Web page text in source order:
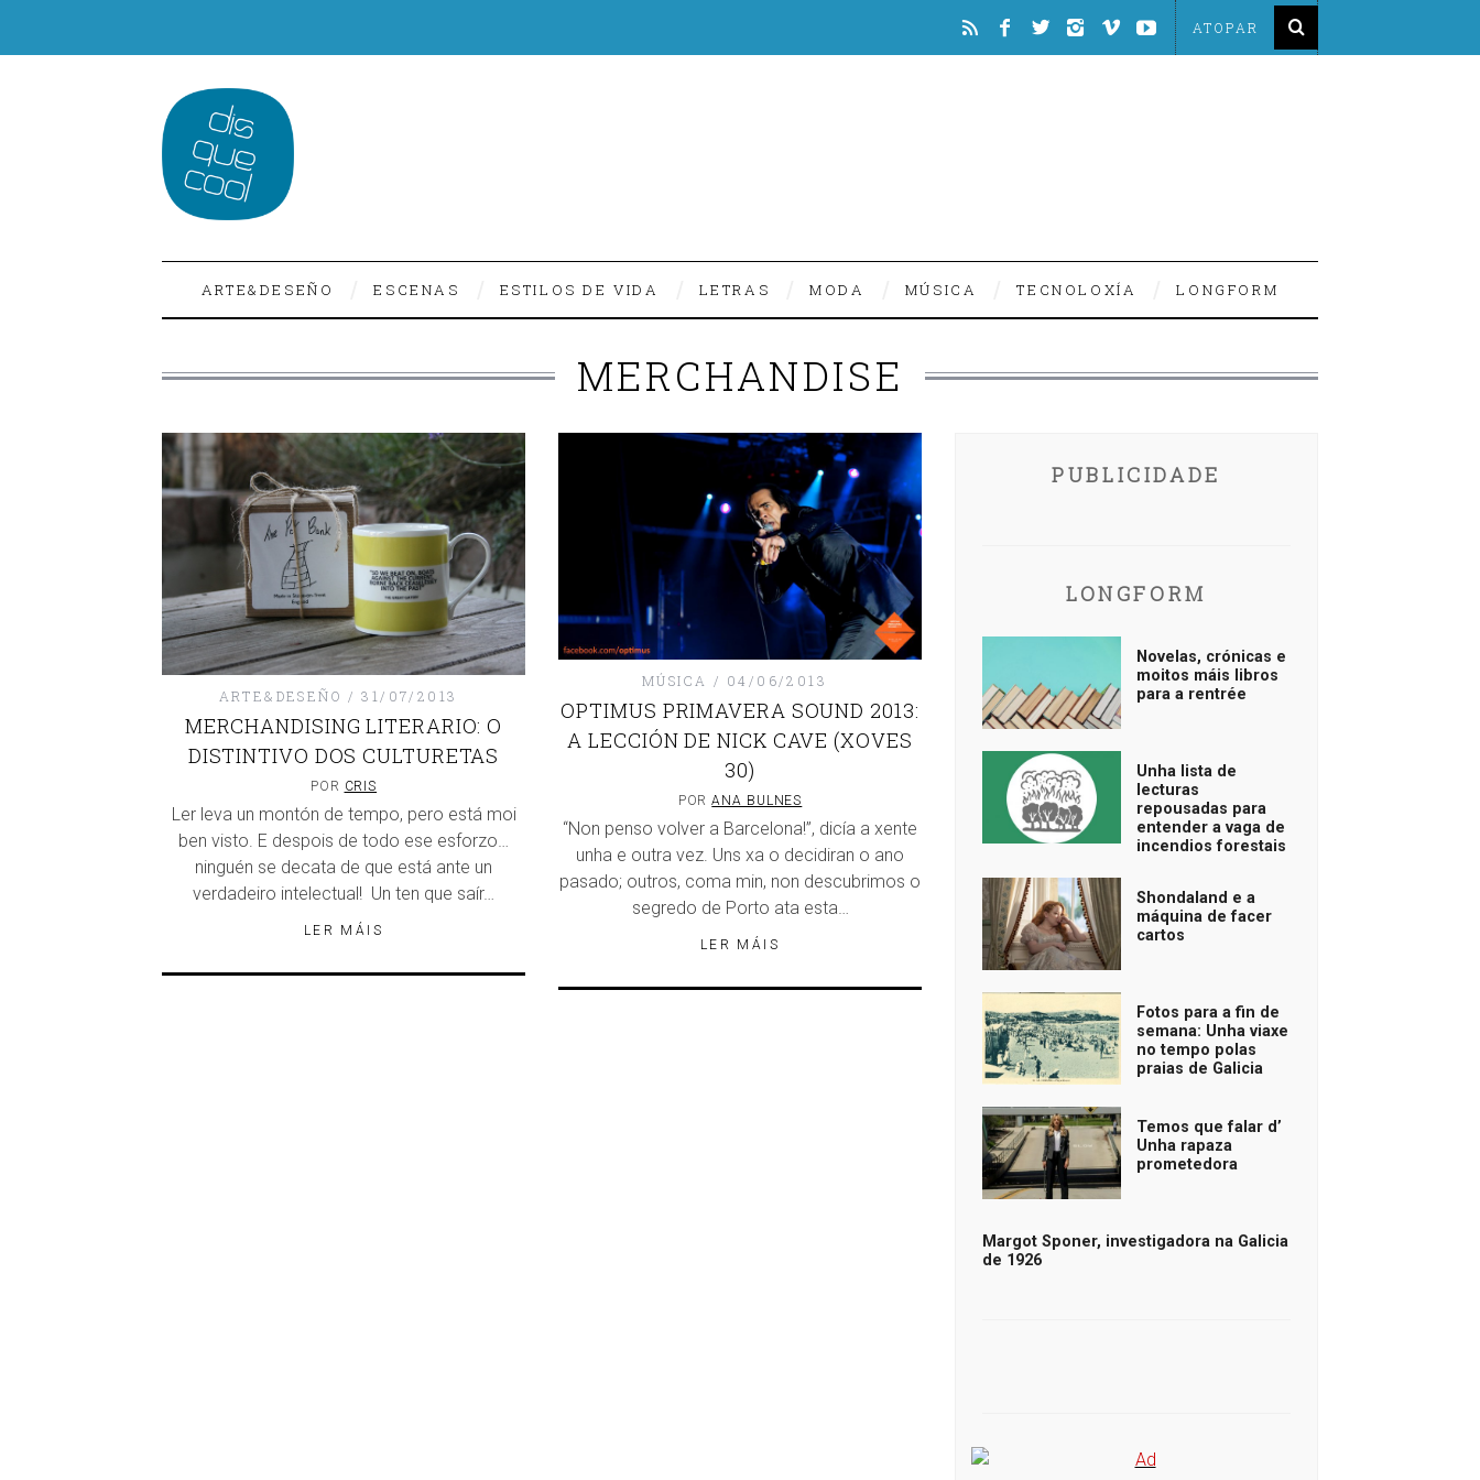
ARTE&DESEÑO ESCENAS ESTILOS DE VIDA LETRAS MODA MÚSICA TECNOLOXÍA LONGFORM
MERCHANDISE
ARTE&DESEÑO 31/07/2013
MERCHANDISING LITERARIO: O
DISTINTIVO DOS CULTURETAS
POR CRIS
Ler leva un montón de tempo, pero está moi
ben visto. E despois de todo ese esforzo…
ninguén se decata de que está ante un
verdadeiro intelectual! Un ten que saír…
LER MÁIS
MÚSICA 04/06/2013
OPTIMUS PRIMAVERA SOUND 2013:
A LECCIÓN DE NICK CAVE (XOVES
30)
PORANA BULNES
“Non penso volver a Barcelona!”, dicía a xente
unha e outra vez. Uns xa o decidiran o ano
pasado; outros, coma min, non descubrimos o
segredo de Porto ata esta…
LER MÁIS
PUBLICIDADE
LONGFORM
Novelas, crónicas e
moitos máis libros
para a rentrée
Unha lista de
lecturas
repousadas para
entender a vaga de
incendios forestais
Shondaland e a
máquina de facer
cartos
Fotos para a fin de
semana: Unha viaxe
no tempo polas
praias de Galicia
Temos que falar d’
Unha rapaza
prometedora
Margot Sponer, investigadora na Galicia
de 1926